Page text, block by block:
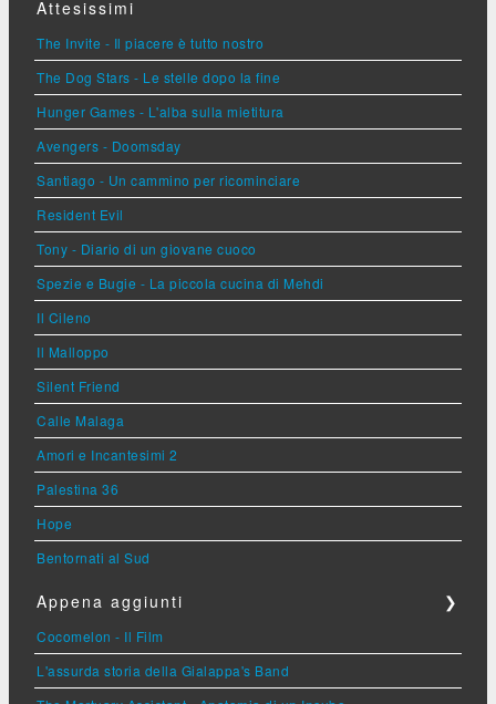
Attesissimi
The Invite - Il piacere è tutto nostro
The Dog Stars - Le stelle dopo la fine
Hunger Games - L'alba sulla mietitura
Avengers - Doomsday
Santiago - Un cammino per ricominciare
Resident Evil
Tony - Diario di un giovane cuoco
Spezie e Bugie - La piccola cucina di Mehdi
Il Cileno
Il Malloppo
Silent Friend
Calle Malaga
Amori e Incantesimi 2
Palestina 36
Hope
Bentornati al Sud
Appena aggiunti ❯
Cocomelon - Il Film
L'assurda storia della Gialappa's Band